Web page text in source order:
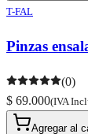
T-FAL
Pinzas
(0)
$ 69.000(IVA
Agregar al